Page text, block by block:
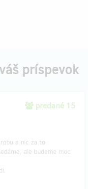
príspevok
predané 15
a nic za to
ale budeme moc